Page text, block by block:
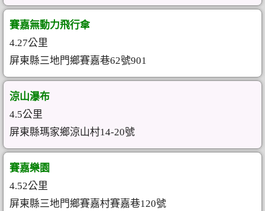
賽嘉無動力飛行傘
4.27公里
屏東縣三地門鄉賽嘉巷62號901
涼山瀑布
4.5公里
屏東縣瑪家鄉涼山村14-20號
賽嘉樂園
4.52公里
屏東縣三地門鄉賽嘉村賽嘉巷120號